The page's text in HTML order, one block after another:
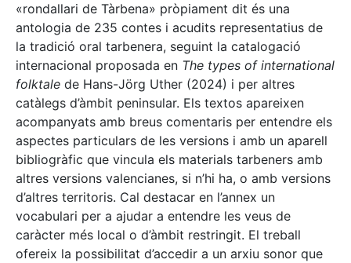
«rondallari de Tàrbena» pròpiament dit és una
antologia de 235 contes i acudits representatius de
la tradició oral tarbenera, seguint la catalogació
internacional proposada en The types of international
folktale de Hans-Jörg Uther (2024) i per altres
catàlegs d’àmbit peninsular. Els textos apareixen
acompanyats amb breus comentaris per entendre els
aspectes particulars de les versions i amb un aparell
bibliogràfic que vincula els materials tarbeners amb
altres versions valencianes, si n’hi ha, o amb versions
d’altres territoris. Cal destacar en l’annex un
vocabulari per a ajudar a entendre les veus de
caràcter més local o d’àmbit restringit. El treball
ofereix la possibilitat d’accedir a un arxiu sonor que